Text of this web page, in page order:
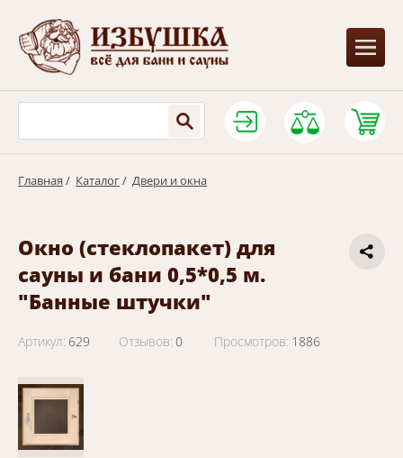
Главная / Каталог/ Двери и окна
Окно (стеклопакет) для
сауны и бани 0,5*0,5 м.
"Банные штучки"
Артикул: 629 Отзывов: 0 Просмотров: 1886